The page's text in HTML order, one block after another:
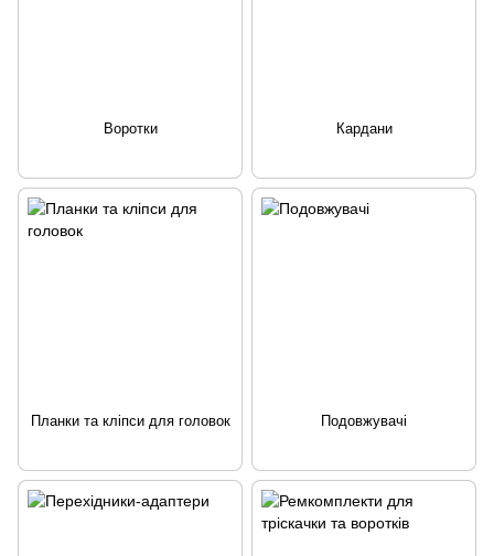
Воротки Кардани
Планки та кліпси для головок Подовжувачі